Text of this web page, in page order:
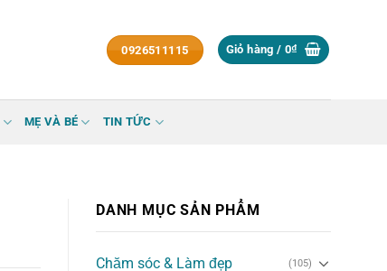
0926511115 Giỏ hàng / 0₫
MẸ VÀ BÉ TIN TỨC
DANH MỤC SẢN PHẨM
Chăm sóc & Làm đẹp (105)